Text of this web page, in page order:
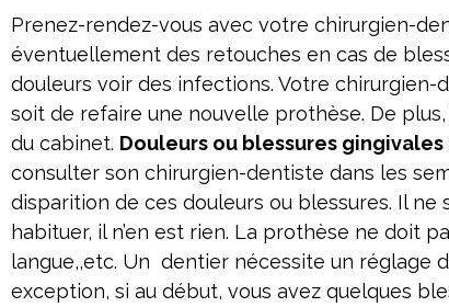
Prenez-rendez-vous avec votre chirurgien-
éventuellement des retouches en cas de
douleurs voir des infections. Votre
soit de refaire une nouvelle prothèse. De
du cabinet. Douleurs ou blessures gingivales
consulter son chirurgien-dentiste dans les
disparition de ces douleurs ou blessures. Il ne
habituer, il n’en est rien. La prothèse ne doit
langue,,etc. Un dentier nécessite un réglage
exception, si au début, vous avez quelques